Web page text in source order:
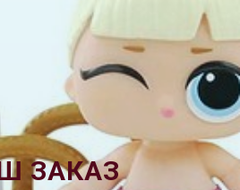
ЗАКАЗ